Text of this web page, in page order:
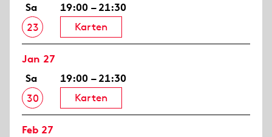
Sa
23
19:00 – 21:30
Karten
Jan 27
Sa
30
19:00 – 21:30
Karten
Feb 27